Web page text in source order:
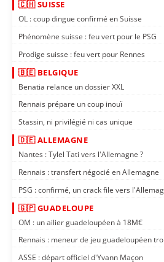
🇨🇭 SUISSE
OL : coup dingue confirmé en Suisse
Phénomène suisse : feu vert pour le PSG
Prodige suisse : feu vert pour Rennes
🇧🇪 BELGIQUE
Benatia relance un dossier XXL
Rennais prépare un coup inouï
Stassin, ni privilégié ni cas unique
🇩🇪 ALLEMAGNE
Nantes : Tylel Tati vers l'Allemagne ?
Rennais : transfert négocié en Allemagne
PSG : confirmé, un crack file vers
🇬🇵 GUADELOUPE
OM : un ailier guadeloupéen à 18M€
Rennais : meneur de jeu guadeloupéen
ASSE : départ officiel d'Yvann Maçon